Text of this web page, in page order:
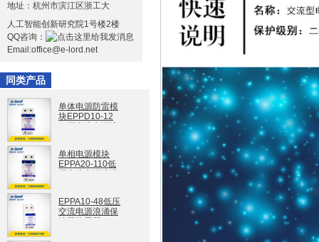
地址：杭州市滨江区浙工大
人工智能创新研究院1号楼2楼
QQ咨询：
Email:office@e-lord.net
同类产品
单体电源防雷模
块EPPD10-12
单相电源模块
EPPA20-110低
EPPA10-48低压
交流电源浪涌保